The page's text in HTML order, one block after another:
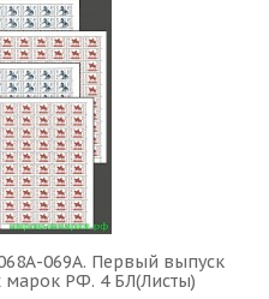
069А. Первый выпуск
марок РФ. 4 БЛ(Листы)